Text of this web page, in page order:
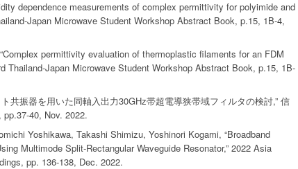
dependence measurements of complex permittivity for polyimide and
Japan Microwave Student Workshop Abstract Book, p.15, 1B-4,
permittivity evaluation of thermoplastic filaments for an FDM
Thailand-Japan Microwave Student Workshop Abstract Book, p.15, 1B-
共振器を用いた同軸入出力30GHz帯超電導狭帯域フィルタの検討,” 信
40, Nov. 2022.
Yoshikawa, Takashi Shimizu, Yoshinori Kogami, “Broadband
Multimode Split-Rectangular Waveguide Resonator,” 2022 Asia
pp. 136-138, Dec. 2022.